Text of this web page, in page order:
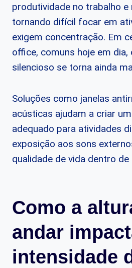
produtividade no trabalho e
tornando difícil focar em
exigem concentração. Em
office, comuns hoje em dia,
silencioso se torna ainda
Soluções como janelas
acústicas ajudam a criar
adequado para atividades
exposição aos sons
qualidade de vida dentro de
Como a
andar
intensidade